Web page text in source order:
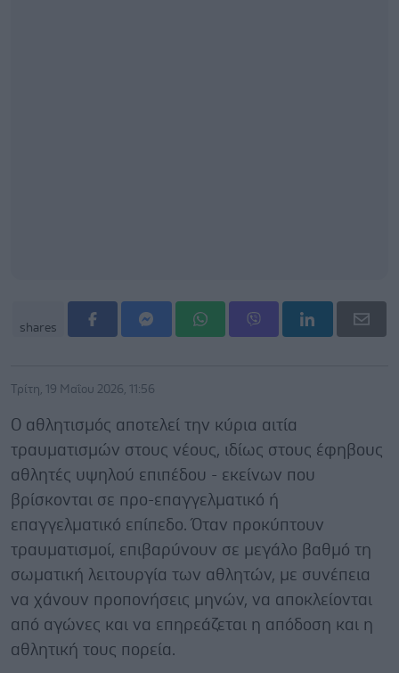
shares
Τρίτη, 19 Μαΐου 2026, 11:56
Ο αθλητισμός αποτελεί την κύρια αιτία
τραυματισμών στους νέους, ιδίως στους έφηβους
αθλητές υψηλού επιπέδου - εκείνων που
βρίσκονται σε προ-επαγγελματικό ή
επαγγελματικό επίπεδο. Όταν προκύπτουν
τραυματισμοί, επιβαρύνουν σε μεγάλο βαθμό τη
σωματική λειτουργία των αθλητών, με συνέπεια
να χάνουν προπονήσεις μηνών, να αποκλείονται
από αγώνες και να επηρεάζεται η απόδοση και η
αθλητική τους πορεία.